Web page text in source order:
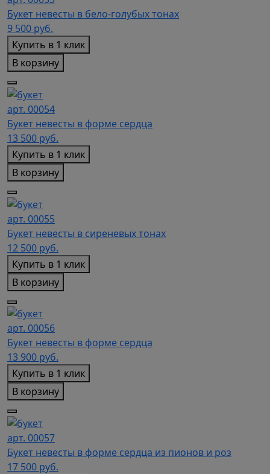
Букет невесты в бело-голубых тонах
9 500 руб.
Купить в 1 клик
В корзину
арт. 00054
Букет невесты в форме сердца
13 500 руб.
Купить в 1 клик
В корзину
арт. 00055
Букет невесты в сиреневых тонах
12 500 руб.
Купить в 1 клик
В корзину
арт. 00056
Букет невесты в форме сердца
13 900 руб.
Купить в 1 клик
В корзину
арт. 00057
Букет невесты в форме сердца из пионов и роз
17 500 руб.